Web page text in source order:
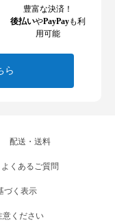
豊富な決済！
後払いやPayPayも利
用可能
ら
配送・送料
よくあるご質問
づく表示
意ください